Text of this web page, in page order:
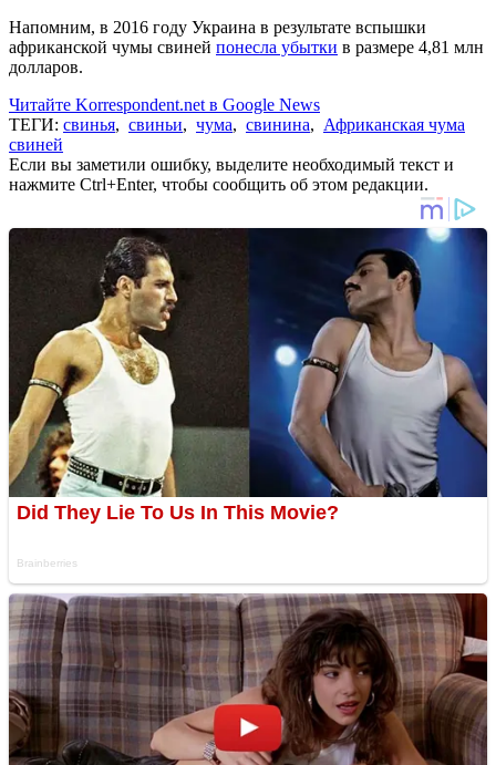
Напомним, в 2016 году Украина в результате вспышки
африканской чумы свиней понесла убытки в размере 4,81 млн
долларов.
Читайте Korrespondent.net в Google News
ТЕГИ: свинья, свиньи, чума, свинина, Африканская чума
свиней
Если вы заметили ошибку, выделите необходимый текст и
нажмите Ctrl+Enter, чтобы сообщить об этом редакции.